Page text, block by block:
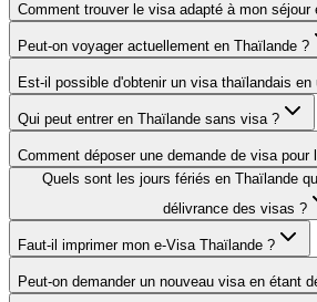
Comment trouver le visa adapté à mon séjour
Peut-on voyager actuellement en Thaïlande ?
Est-il possible d'obtenir un visa thaïlandais en
Qui peut entrer en Thaïlande sans visa ?
Comment déposer une demande de visa pour
Quels sont les jours fériés en Thaïlande
délivrance des visas ?
Faut-il imprimer mon e-Visa Thaïlande ?
Peut-on demander un nouveau visa en étant